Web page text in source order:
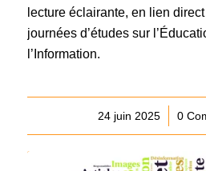
lecture éclairante, en lien
journées d’études sur
l’Information.
24 juin 2025
/ 0